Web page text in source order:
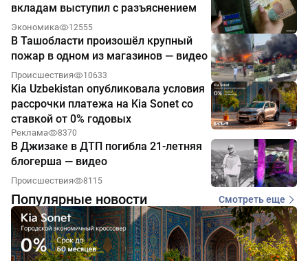
вкладам выступил с разъяснением
Экономика 12555
В Ташобласти произошёл крупный
пожар в одном из магазинов — видео
Происшествия 10633
Kia Uzbekistan опубликовала условия
рассрочки платежа на Kia Sonet со
ставкой от 0% годовых
Реклама 8370
В Джизаке в ДТП погибла 21-летняя
блогерша — видео
Происшествия 8115
Популярные новости Смотреть еще